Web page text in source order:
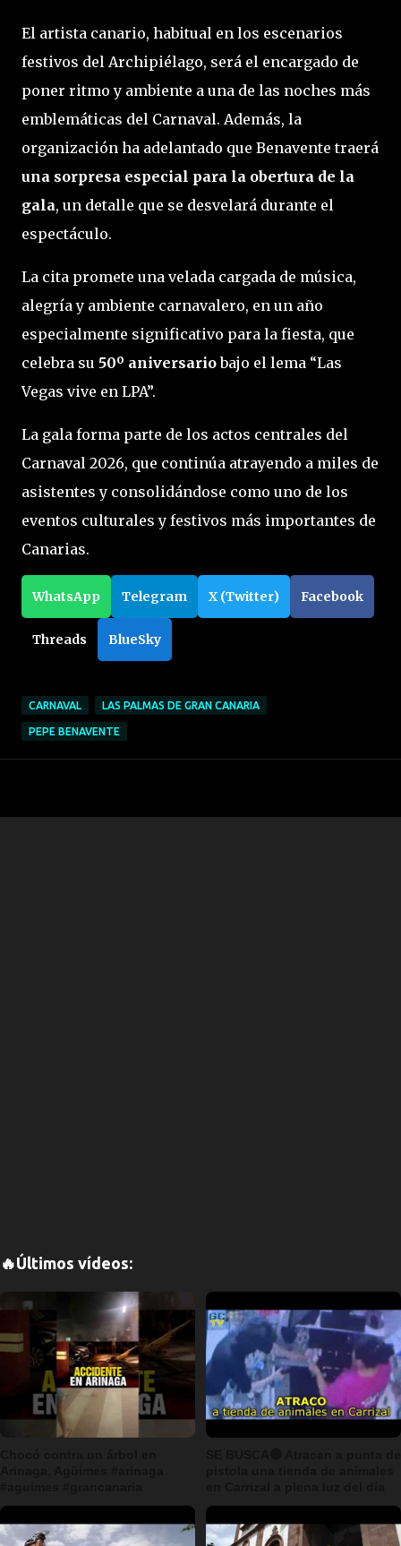
El artista canario, habitual en los escenarios
festivos del Archipiélago, será el encargado de
poner ritmo y ambiente a una de las noches más
emblemáticas del Carnaval. Además, la
organización ha adelantado que Benavente traerá
una sorpresa especial para la obertura de la
gala, un detalle que se desvelará durante el
espectáculo.
La cita promete una velada cargada de música,
alegría y ambiente carnavalero, en un año
especialmente significativo para la fiesta, que
celebra su 50º aniversariobajo el lema “Las
Vegas vive en LPA”.
La gala forma parte de los actos centrales del
Carnaval 2026, que continúa atrayendo a miles de
asistentes y consolidándose como uno de los
eventos culturales y festivos más importantes de
Canarias.
WhatsApp Telegram X (Twitter) Facebook
Threads BlueSky
CARNAVAL LAS PALMAS DE GRAN CANARIA
PEPE BENAVENTE
🔥Últimos vídeos: